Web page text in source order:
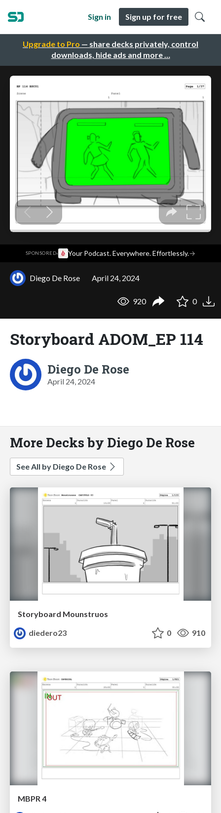
Upgrade to Pro — share decks privately, control
downloads, hide ads and more …
Sign in Sign up for free
SPONSORED· Your Podcast. Everywhere. Effortlessly.→
Diego De Rose April 24, 2024
920 0
Storyboard ADOM_EP 114
Diego De Rose
April 24, 2024
More Decks by Diego De Rose
See All by Diego De Rose
Storyboard Mounstruos
diedero23
0 910
MBPR 4